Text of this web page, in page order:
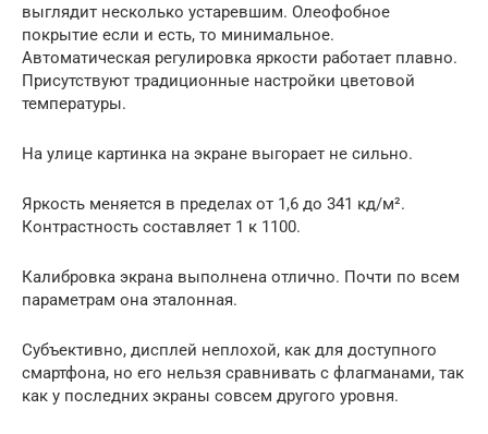
выглядит несколько устаревшим. Олеофобное
покрытие если и есть, то минимальное.
Автоматическая регулировка яркости работает плавно.
Присутствуют традиционные настройки цветовой
температуры.
На улице картинка на экране выгорает не сильно.
Яркость меняется в пределах от 1,6 до 341 кд/м².
Контрастность составляет 1 к 1100.
Калибровка экрана выполнена отлично. Почти по всем
параметрам она эталонная.
Субъективно, дисплей неплохой, как для доступного
смартфона, но его нельзя сравнивать с флагманами, так
как у последних экраны совсем другого уровня.